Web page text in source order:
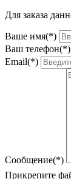
Для заказа
Ваше имя(*)
Ваш телефон(*)
Email(*)
Сообщение(*)
Прикрепите